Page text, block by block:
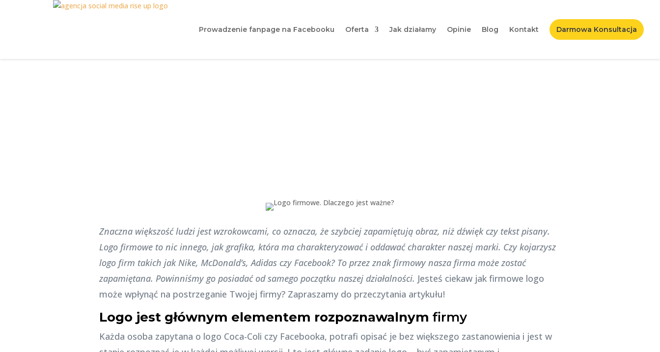
Prowadzenie fanpage na Facebooku Oferta Jak działamy Opinie Blog Kontakt Darmowa Konsultacja
Znaczna większość ludzi jest wzrokowcami, co oznacza, że szybciej zapamiętują obraz, niż dźwięk czy tekst pisany.
Logo firmowe to nic innego, jak grafika, która ma charakteryzować i oddawać charakter naszej marki. Czy kojarzysz
logo firm takich jak Nike, McDonald’s, Adidas czy Facebook?To przez znak firmowy nasza firma może zostać
zapamiętana. Powinniśmy go posiadać od samego początku naszej działalności. Jesteś ciekaw jak firmowe logo
może wpłynąć na postrzeganie Twojej firmy? Zapraszamy do przeczytania artykułu!
Logo jest głównym elementem rozpoznawalnym firmy
Każda osoba zapytana o logo Coca-Coli czy Facebooka, potrafi opisać je bez większego zastanowienia i jest w